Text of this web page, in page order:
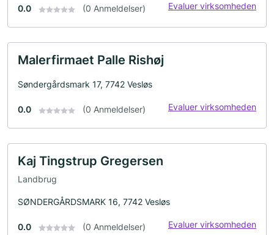
0.0 (0 Anmeldelser) Evaluer virksomheden
Malerfirmaet Palle Rishøj
Søndergårdsmark 17, 7742 Vesløs
0.0 (0 Anmeldelser) Evaluer virksomheden
Kaj Tingstrup Gregersen
Landbrug
SØNDERGÅRDSMARK 16, 7742 Vesløs
0.0 (0 Anmeldelser) Evaluer virksomheden